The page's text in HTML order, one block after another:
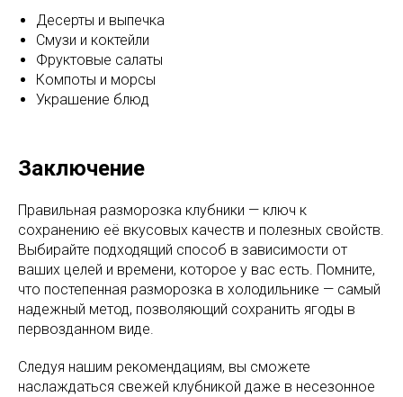
Десерты и выпечка
Смузи и коктейли
Фруктовые салаты
Компоты и морсы
Украшение блюд
Заключение
Правильная разморозка клубники — ключ к
сохранению её вкусовых качеств и полезных свойств.
Выбирайте подходящий способ в зависимости от
ваших целей и времени, которое у вас есть. Помните,
что постепенная разморозка в холодильнике — самый
надежный метод, позволяющий сохранить ягоды в
первозданном виде.
Следуя нашим рекомендациям, вы сможете
наслаждаться свежей клубникой даже в несезонное